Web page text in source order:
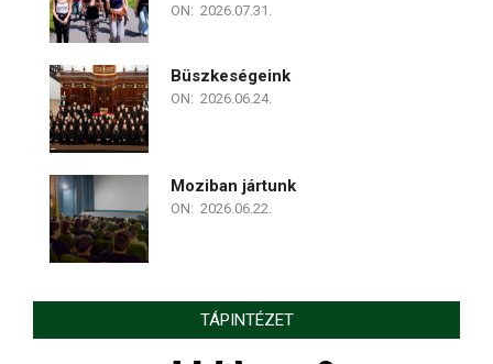
ON: 2026.07.31.
Büszkeségeink
ON: 2026.06.24.
Moziban jártunk
ON: 2026.06.22.
TÁPINTÉZET